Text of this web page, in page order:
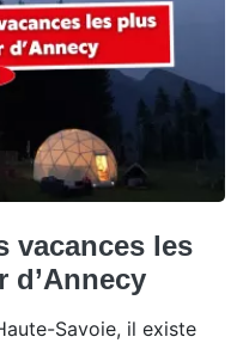
vacances les
Savoie, il existe